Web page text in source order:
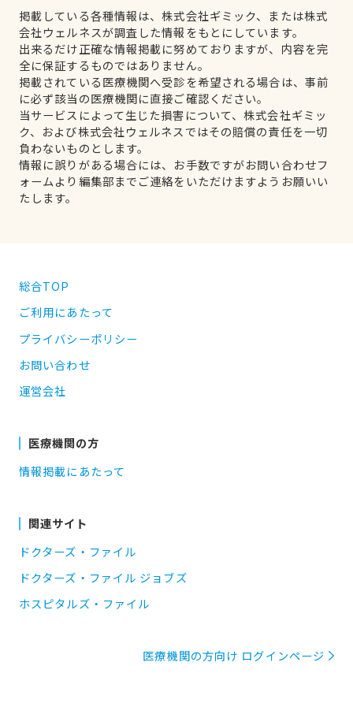
掲載している各種情報は、株式会社ギミック、または株式
会社ウェルネスが調査した情報をもとにしています。
出来るだけ正確な情報掲載に努めておりますが、内容を完
全に保証するものではありません。
掲載されている医療機関へ受診を希望される場合は、事前
に必ず該当の医療機関に直接ご確認ください。
当サービスによって生じた損害について、株式会社ギミッ
ク、および株式会社ウェルネスではその賠償の責任を一切
負わないものとします。
情報に誤りがある場合には、お手数ですがお問い合わせフ
ォームより編集部までご連絡をいただけますようお願いい
たします。
総合TOP
ご利用にあたって
プライバシーポリシー
お問い合わせ
運営会社
医療機関の方
情報掲載にあたって
関連サイト
ドクターズ・ファイル
ドクターズ・ファイル ジョブズ
ホスピタルズ・ファイル
医療機関の方向け ログインページ